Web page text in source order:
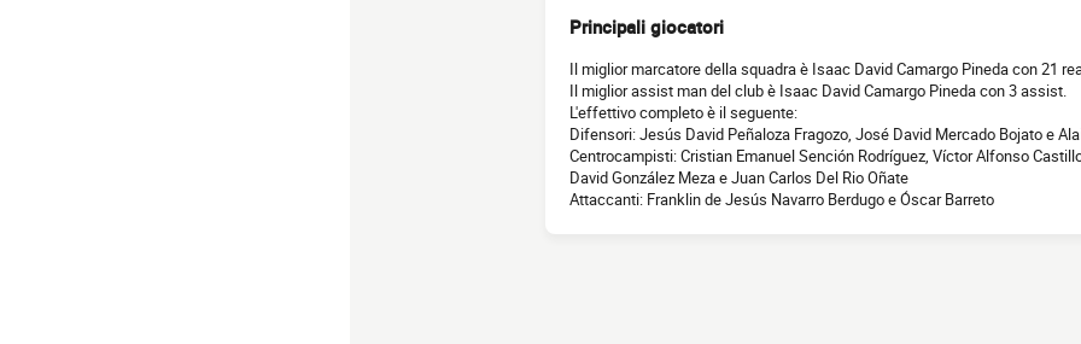
Principali giocatori
Il miglior marcatore della squadra è Isaac David Camargo Pineda con 21
Il miglior assist man del club è Isaac David Camargo Pineda con 3 assist.
L'effettivo completo è il seguente:
Difensori: Jesús David Peñaloza Fragozo, José David Mercado Bojato e
Centrocampisti: Cristian Emanuel Sención Rodríguez, Víctor Alfonso
David González Meza e Juan Carlos Del Rio Oñate
Attaccanti: Franklin de Jesús Navarro Berdugo e Óscar Barreto